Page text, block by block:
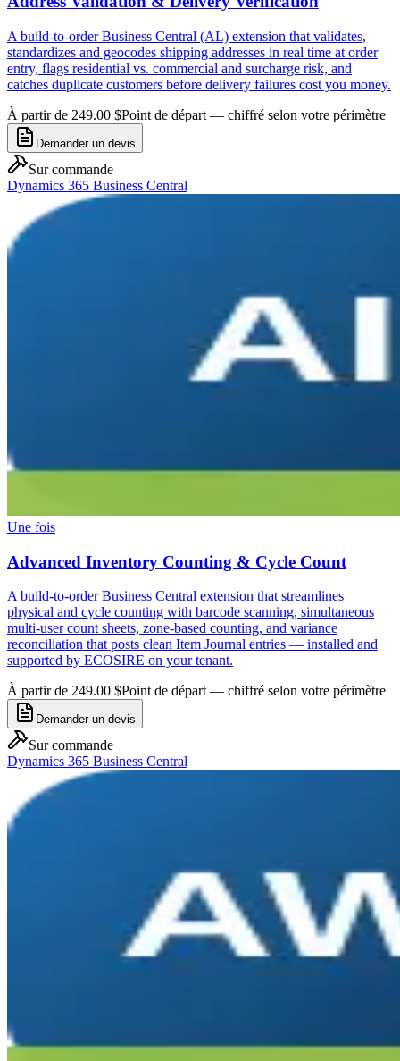
A build-to-order Business Central (AL) extension that validates,
standardizes and geocodes shipping addresses in real time at order
entry, flags residential vs. commercial and surcharge risk, and
catches duplicate customers before delivery failures cost you money.
À partir de 249.00 $Point de départ — chiffré selon votre périmètre
Demander un devis
Sur commande
Dynamics 365 Business Central
Une fois
Advanced Inventory Counting & Cycle Count
A build-to-order Business Central extension that streamlines
physical and cycle counting with barcode scanning, simultaneous
multi-user count sheets, zone-based counting, and variance
reconciliation that posts clean Item Journal entries — installed and
supported by ECOSIRE on your tenant.
À partir de 249.00 $Point de départ — chiffré selon votre périmètre
Demander un devis
Sur commande
Dynamics 365 Business Central